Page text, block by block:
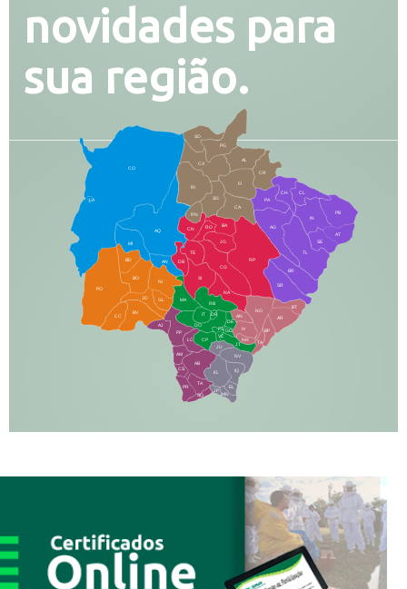
novidades para
sua região.
CO
AQ
MI
AN
CX
RI
AL
CR
FI
SG
BA
CA
PA
CH CL
PB
SE
TL
AG
BR
SR
BT
AR
RP
RO
JG
CG
SI
NA
TA
NH
JT
RB
MA
IT
DR
DO
CP
JU
NV
IQ
EL
BD
BO
NI
JD
PO
BV
CC
PP
AJ
LC
AM
AB
JP
DB
TE
CS
PR
TA
SQ
IG
MN
IN
NO
BP
RN
CN
GL
AN
IV
FS
VC
GD
DE
AT
PG
SO
LA